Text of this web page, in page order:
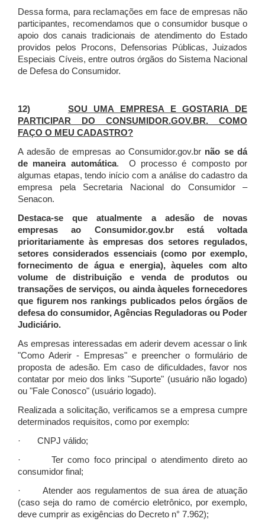
Dessa forma, para reclamações em face de empresas não
participantes, recomendamos que o consumidor busque o
apoio dos canais tradicionais de atendimento do Estado
providos pelos Procons, Defensorias Públicas, Juizados
Especiais Cíveis, entre outros órgãos do Sistema Nacional
de Defesa do Consumidor.
12) SOU UMA EMPRESA E GOSTARIA DE
PARTICIPAR DO CONSUMIDOR.GOV.BR. COMO
FAÇO O MEU CADASTRO?
A adesão de empresas ao Consumidor.gov.br não se dá
de maneira automática. O processo é composto por
algumas etapas, tendo início com a análise do cadastro da
empresa pela Secretaria Nacional do Consumidor –
Senacon.
Destaca-se que atualmente a adesão de novas
empresas ao Consumidor.gov.br está voltada
prioritariamente às empresas dos setores regulados,
setores considerados essenciais (como por exemplo,
fornecimento de água e energia), àqueles com alto
volume de distribuição e venda de produtos ou
transações de serviços, ou ainda àqueles fornecedores
que figurem nos rankings publicados pelos órgãos de
defesa do consumidor, Agências Reguladoras ou Poder
Judiciário.
As empresas interessadas em aderir devem acessar o link
"Como Aderir - Empresas" e preencher o formulário de
proposta de adesão. Em caso de dificuldades, favor nos
contatar por meio dos links "Suporte" (usuário não logado)
ou "Fale Conosco" (usuário logado).
Realizada a solicitação, verificamos se a empresa cumpre
determinados requisitos, como por exemplo:
· CNPJ válido;
· Ter como foco principal o atendimento direto ao
consumidor final;
· Atender aos regulamentos de sua área de atuação
(caso seja do ramo de comércio eletrônico, por exemplo,
deve cumprir as exigências do Decreto n° 7.962);